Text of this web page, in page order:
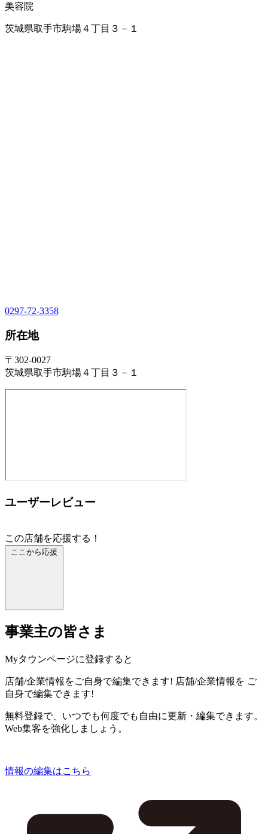
美容院
茨城県取手市駒場４丁目３－１
0297-72-3358
所在地
〒302-0027
茨城県取手市駒場４丁目３－１
ユーザーレビュー
この店舗を応援する！
ここから応援
事業主の皆さま
Myタウンページに登録すると
店舗/企業情報をご自身で編集できます! 店舗/企業情報を ご
自身で編集できます!
無料登録で、いつでも何度でも自由に更新・編集できます。
Web集客を強化しましょう。
情報の編集はこちら